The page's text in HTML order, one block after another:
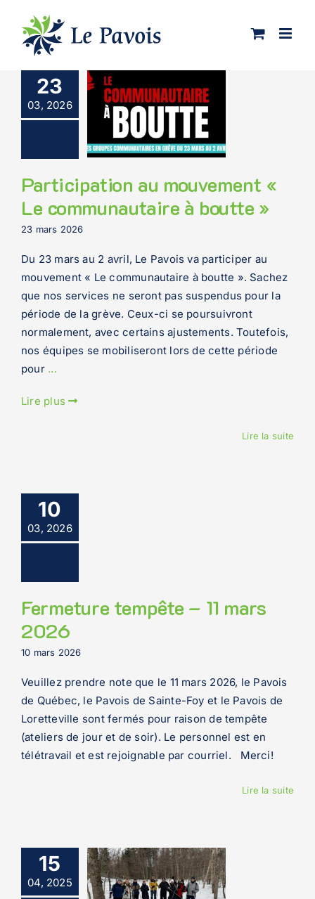
contenu
23
03, 2026
Participation au mouvement «
Le communautaire à boutte »
23 mars 2026
Du 23 mars au 2 avril, Le Pavois va participer au
mouvement « Le communautaire à boutte ». Sachez
que nos services ne seront pas suspendus pour la
période de la grève. Ceux-ci se poursuivront
normalement, avec certains ajustements. Toutefois,
nos équipes se mobiliseront lors de cette période
pour ...
Lire plus
Lire la suite
10
03, 2026
Fermeture tempête – 11 mars
2026
10 mars 2026
Veuillez prendre note que le 11 mars 2026, le Pavois
de Québec, le Pavois de Sainte-Foy et le Pavois de
Loretteville sont fermés pour raison de tempête
(ateliers de jour et de soir). Le personnel est en
télétravail et est rejoignable par courriel. Merci!
Lire la suite
15
04, 2025